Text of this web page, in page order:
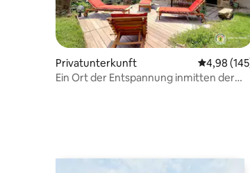
Privatunterkunft
4,98
Ein Ort der Entspannung inmitten der